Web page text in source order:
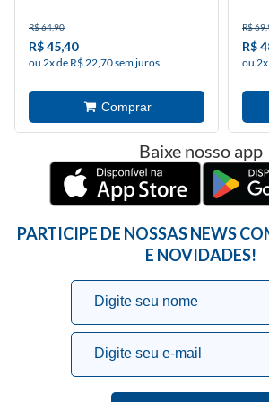
R$ 64,90
R$ 45,40
ou 2x de R$ 22,70 sem juros
R$
R$
ou
Baixe nosso app
PARTICIPE DE NOSSAS NEWS
E NOVIDADES!